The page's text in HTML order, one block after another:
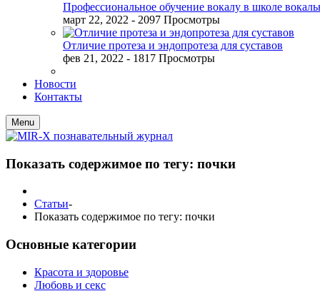
Профессиональное обучение вокалу в школе
март 22, 2022 - 2097 Просмотры
Отличие протеза и эндопротеза для суставов
фев 21, 2022 - 1817 Просмотры
Новости
Контакты
Menu
Показать содержимое по тегу: почки
Статьи-
Показать содержимое по тегу: почки
Основные категории
Красота и здоровье
Любовь и секс